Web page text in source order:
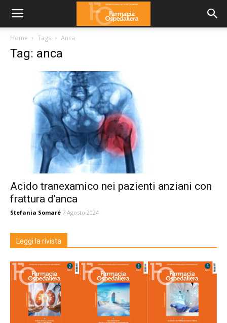
Home Tags Anca
Tag: anca
Acido tranexamico nei pazienti anziani con
frattura d’anca
Stefania Somaré 7 Agosto 2024
Leggi la rivista